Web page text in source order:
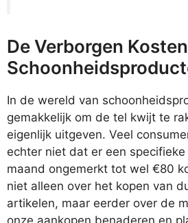
De Verborgen
In de wereld van
gemakkelijk om de tel kwijt te
eigenlijk uitgeven. Veel
echter niet dat er een
maand ongemerkt tot wel €80
niet alleen over het kopen van
artikelen, maar eerder over de
onze aankopen benaderen en